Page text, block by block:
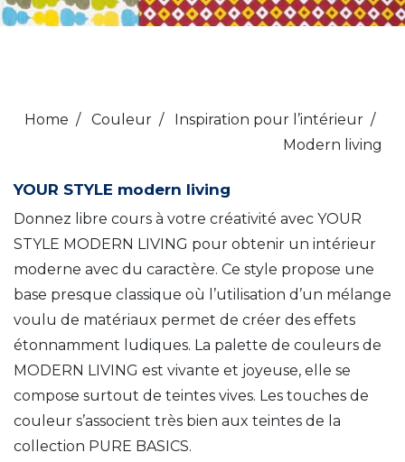
Home / Couleur / Inspiration pour l’intérieur /
Modern living
YOUR STYLE modern living
Donnez libre cours à votre créativité avec YOUR
STYLE MODERN LIVING pour obtenir un intérieur
moderne avec du caractère. Ce style propose une
base presque classique où l’utilisation d’un mélange
voulu de matériaux permet de créer des effets
étonnamment ludiques. La palette de couleurs de
MODERN LIVING est vivante et joyeuse, elle se
compose surtout de teintes vives. Les touches de
couleur s’associent très bien aux teintes de la
collection PURE BASICS.